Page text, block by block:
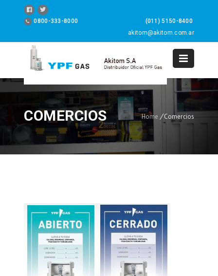
0800-333-8000
(011) 5150-8400
akitom@akitom.com.ar
COMERCIOS Home / Comercios